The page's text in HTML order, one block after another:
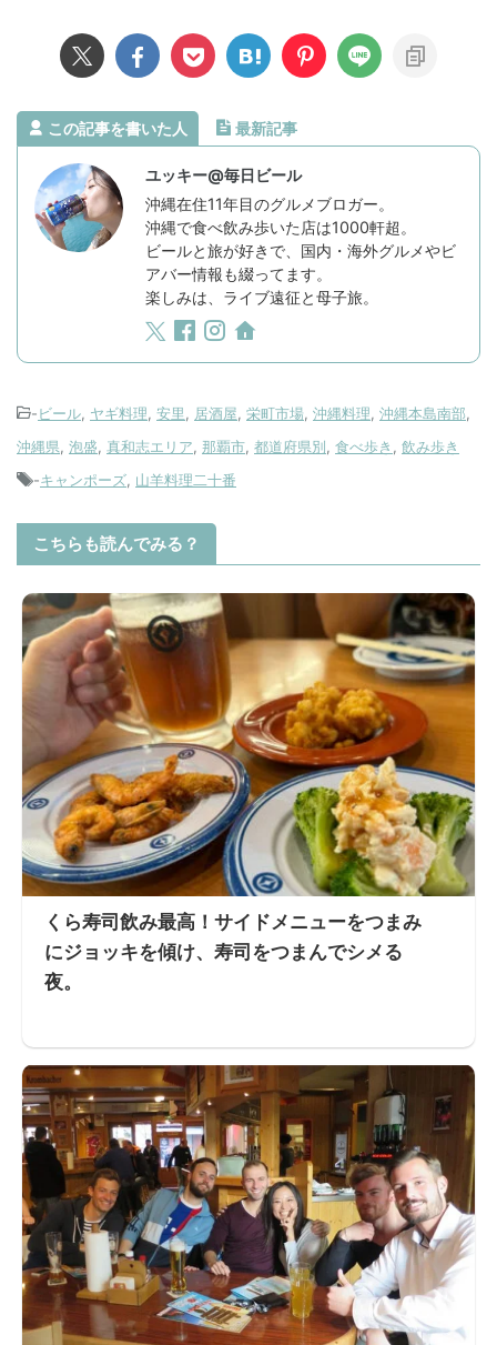
この記事を書いた人 最新記事
ユッキー@毎日ビール
沖縄在住11年目のグルメブロガー。
沖縄で食べ飲み歩いた店は1000軒超。
ビールと旅が好きで、国内・海外グルメやビ
アバー情報も綴ってます。
楽しみは、ライブ遠征と母子旅。
-ビール, ヤギ料理, 安里 , 居酒屋, 栄町市場, 沖縄料理, 沖縄本島南部,
沖縄県, 泡盛, 真和志エリア, 那覇市, 都道府県別, 食べ歩き , 飲み歩き
-キャンポーズ, 山羊料理二十番
こちらも読んでみる？
くら寿司飲み最高！サイドメニューをつまみ
にジョッキを傾け、寿司をつまんでシメる
夜。